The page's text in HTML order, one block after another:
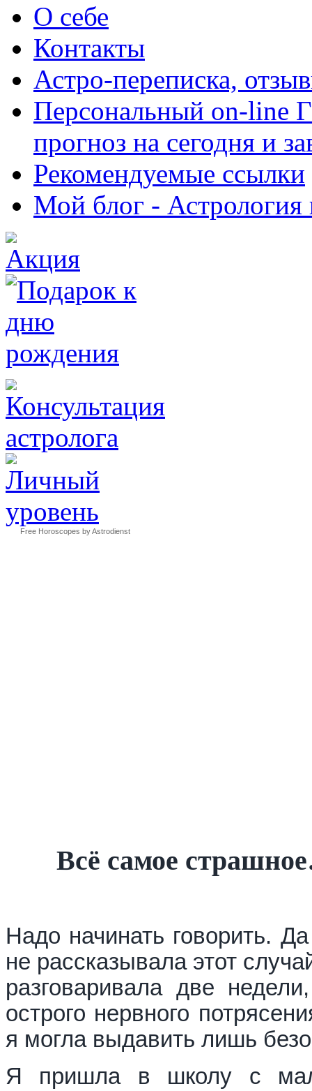
О себе
Контакты
Астро-переписка,
Персональный on-
прогноз на сегодня и
Рекомендуемые ссылки
Мой блог - Астрология
Free Horoscopes by Astrodienst
Всё самое
Надо начинать говорить.
не рассказывала этот
разговаривала две
острого нервного
я могла выдавить лишь
Я пришла в школу с